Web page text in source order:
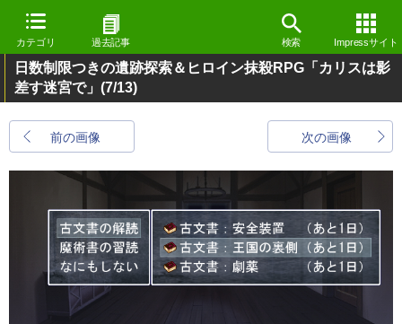
カテゴリ 過去記事 検索 Impressサイト
日数制限つきの遺跡探索＆ヒロイン抹殺RPG「カリスは影
差す迷宮で」 (7/13)
前の画像 次の画像